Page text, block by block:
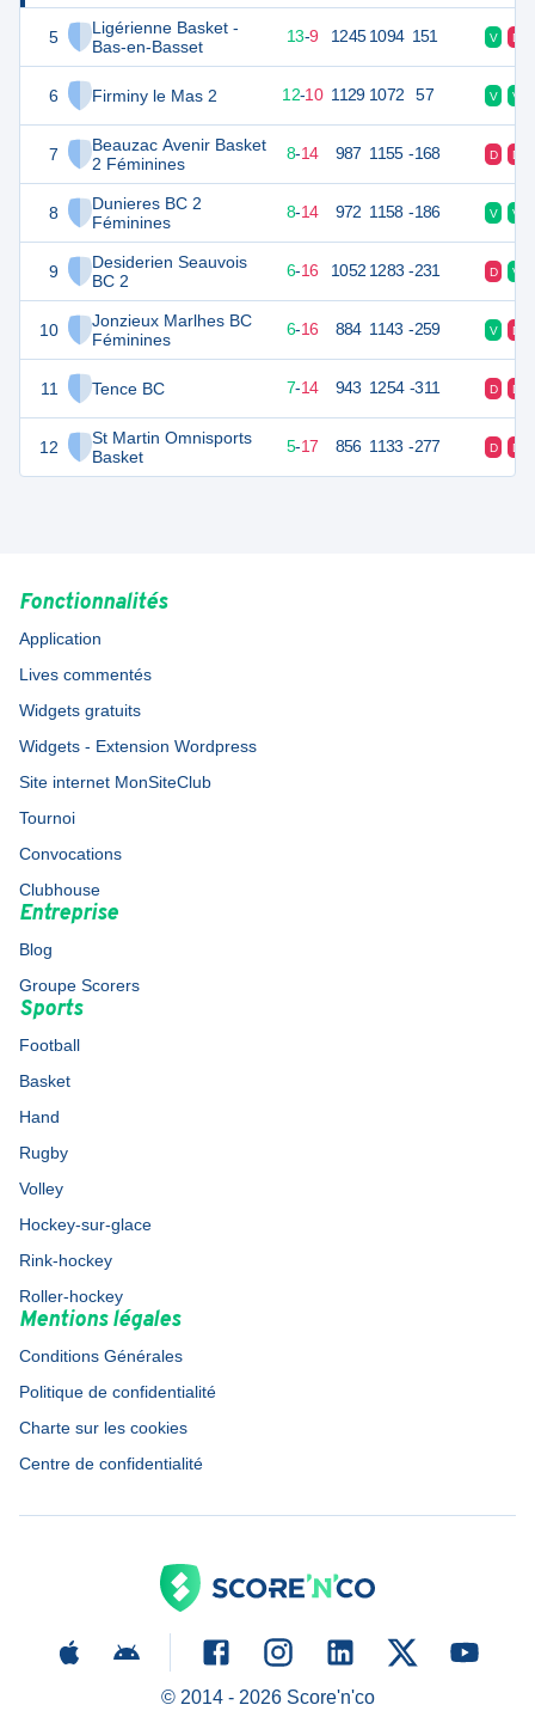
5
Ligérienne Basket -
Bas-en-Basset
6 Firminy le Mas 2
7
Beauzac Avenir Basket
2 Féminines
8
Dunieres BC 2
Féminines
9
Desiderien Seauvois
BC 2
10
Jonzieux Marlhes BC
Féminines
11 Tence BC
12
St Martin Omnisports
Basket
35 13-9 1245 1094 151 V D
34 12-10 1129 1072 57 V V
30 22 8-14 987 1155 -168 D D
8-14 972 1158 -186 V V
28 6-16 1052 1283 -231 D V
28 22 6-16 884 1143 -259 V D
7-14 943 1254 -311 D D
27 22 5-17 856 1133 -277 D D
Fonctionnalités
Application
Lives commentés
Widgets gratuits
Widgets - Extension Wordpress
Site internet MonSiteClub
Tournoi
Convocations
Clubhouse
Entreprise
Blog
Groupe Scorers
Sports
Football
Basket
Hand
Rugby
Volley
Hockey-sur-glace
Rink-hockey
Roller-hockey
Mentions légales
Conditions Générales
Politique de confidentialité
Charte sur les cookies
Centre de confidentialité
© 2014 - 2026Score'n'co